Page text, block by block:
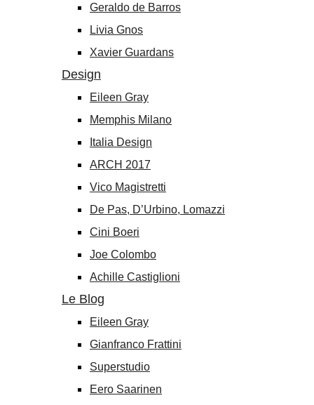
Geraldo de Barros
Livia Gnos
Xavier Guardans
Design
Eileen Gray
Memphis Milano
Italia Design
ARCH 2017
Vico Magistretti
De Pas, D’Urbino, Lomazzi
Cini Boeri
Joe Colombo
Achille Castiglioni
Le Blog
Eileen Gray
Gianfranco Frattini
Superstudio
Eero Saarinen